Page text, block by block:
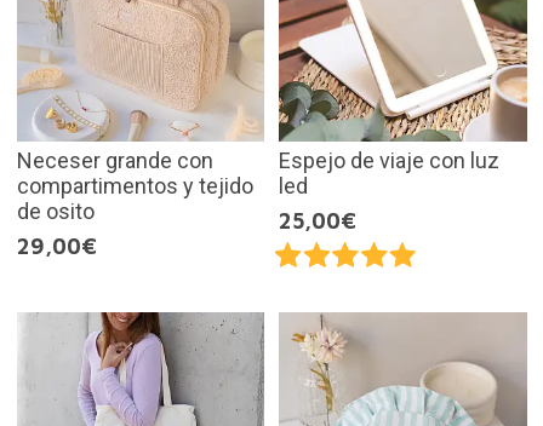
Neceser grande con
compartimentos y tejido
de osito
29,00€
Espejo de viaje con luz
led
25,00€